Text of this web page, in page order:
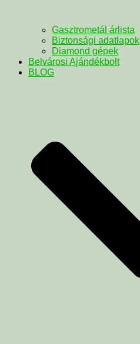
Gasztrometál árlista
Biztonsági adatlapok
Diamond gépek
Belvárosi Ajándékbolt
BLOG